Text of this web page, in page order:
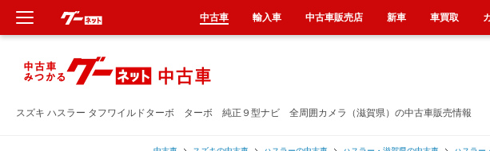
スズキ ハスラー タフワイルドターボ ターボ 純正９型ナビ 全周囲カメラ（滋賀県）の中古車販売情報
中古車 輸入車 中古車販売店 新車 車買取
新車
中古車